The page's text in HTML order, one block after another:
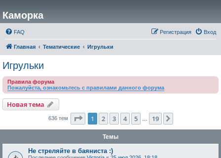
Каморка
FAQ Вход
Регистрация
Главная Тематические Игрульки
Игрульки
Правила форума
Пожалуйста, ознакомьтесь с правилами данного форума
Новая тема
636 тем Страница из 19
1 2 3 4 5 19
Темы
Не стреляйте в баяниста :)